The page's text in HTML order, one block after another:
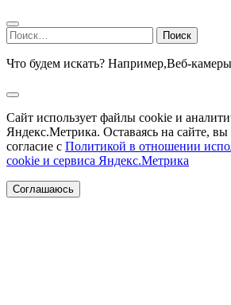
Найти:
Что будем искать? Например,Веб-
Сайт использует файлы cookie и
Яндекс.Метрика. Оставаясь на сайте, вы
согласие с Политикой в отношении
cookie и сервиса Яндекс.Метрика
Соглашаюсь